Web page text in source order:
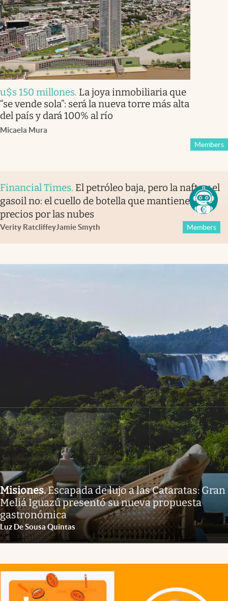
u$s 150 millones. La joya inmobiliaria que
“se vende sola”: será la nueva torre más alta
del país y dará 100% al río
Micaela Mura
Members
Financial Times. El petróleo baja, pero la nafta y el
gasoil no: el cuello de botella que mantiene los
precios por las nubes
Verity RatcliffeyJamie Smyth Members
Misiones.Escapada de lujo a las Cataratas: Gran
Meliá Iguazú presentó su nueva propuesta
gastronómica
Luz De Sousa Quintas